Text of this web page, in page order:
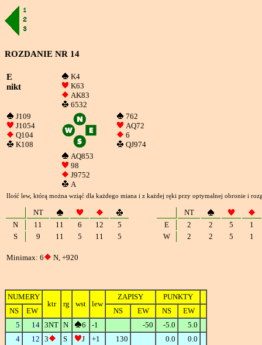
ROZDANIE NR 14
E
nikt
K4
K63
AK83
6532
J109
J1054
Q104
K108
762
AQ72
6
QJ974
AQ853
98
J9752
A
Ilość lew, którą można wziąć dla każdego miana i z każdej ręki przy optymalnej obronie i
NT
NT
N
11 11 6 12 5 E 2 2 5
1
S
9 11 5 11 5 W 2 2 5 1
Minimax: 6 N, +920
NUMERY
ktr
rg wst lew
ZAPISY
PUNKTY
NS
EW NS EW NS
EW
5
14 3NT N 6 -1 -50 -5.0
5.0
4
12 3 S J +1 130 0.0
0.0